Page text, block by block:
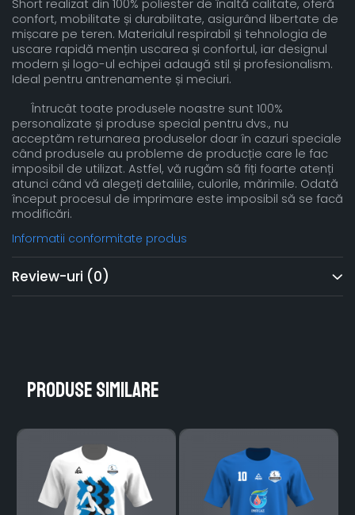
Short realizat din 100% poliester de înaltă calitate, oferă
confort, mobilitate și durabilitate, asigurând libertate de
mișcare pe teren. Materialul respirabil și tehnologia de
uscare rapidă mențin uscarea și confortul, iar designul
modern și logo-ul echipei adaugă stil și profesionalism.
Ideal pentru antrenamente și meciuri.
Întrucât toate produsele noastre sunt 100%
personalizate și produse special pentru dvs., nu
acceptăm returnarea produselor doar în cazuri speciale
când produsele au probleme de producție care le fac
imposibil de utilizat. Astfel, vă rugăm să fiți foarte atenți
atunci când vă alegeți detaliile, culorile, mărimile. Odată
început procesul de imprimare este imposibil să se facă
modificări.
Informatii conformitate produs
Review-uri (0)
Produse similare